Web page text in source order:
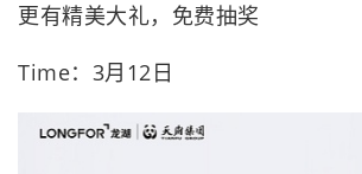
更有精美大礼，免费抽奖
Time：3月12日